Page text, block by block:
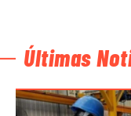
Últimas